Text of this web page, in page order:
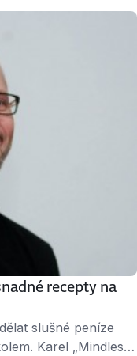
je však vražedné:
recepty na
slušné peníze
Karel „Mindless“